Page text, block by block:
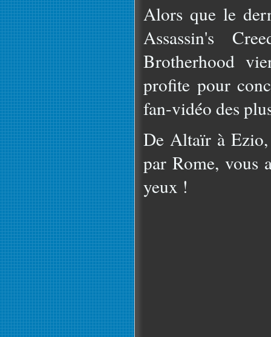
Alors que le
Assassin's
Brotherhood
profite pour
fan-vidéo des
De Altaïr à Ezio,
par Rome, vous
yeux !